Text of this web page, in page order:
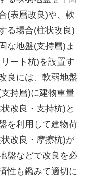
(表層改良)や、軟
る場合(柱状改良)
な地盤(支持層)ま
ート杭)を設置す
良には、軟弱地盤
持層)に建物重量
改良・支持杭)と
を利用して建物荷
改良・摩擦杭)が
盤などで改良を必
性も鑑みて適切に